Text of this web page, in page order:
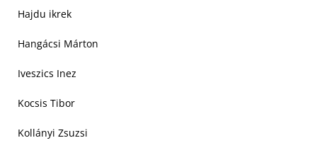
Hajdu ikrek
Hangácsi Márton
Iveszics Inez
Kocsis Tibor
Kollányi Zsuzsi